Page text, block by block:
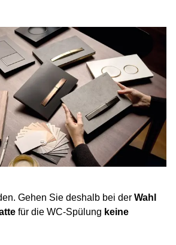
Gehen Sie deshalb bei der Wahl
für die WC-Spülung keine